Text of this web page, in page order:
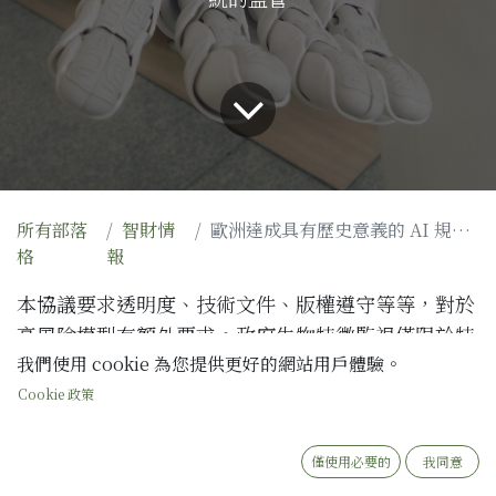
所有部落
格
智財情
報
歐洲達成具有歷史意義的 AI 規範協議
本協議要求透明度、技術文件、版權遵守等等，對於
高風險模型有額外要求。政府生物特徵監視僅限於特
定犯罪。並批評來自企業和隱私權團體，指法律對面
部識別過於寬鬆。預計法規將於明年初生效，可能成
我們使用 cookie 為您提供更好的網站用戶體驗。
Cookie 政策
僅使用必要的 我同意